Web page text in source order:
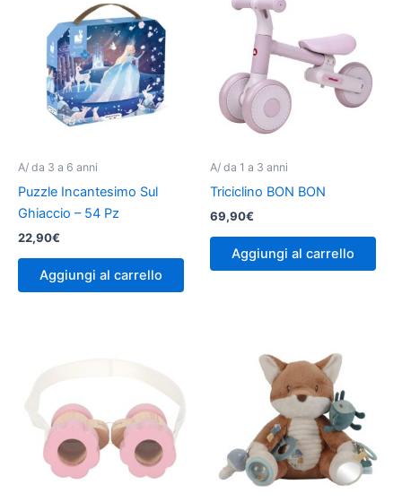
A/ da 3 a 6 anni
Puzzle Incantesimo Sul
Ghiaccio – 54 Pz
22,90€
Aggiungi al carrello
A/ da 1 a 3 anni
Triciclino BON BON
69,90€
Aggiungi al carrello